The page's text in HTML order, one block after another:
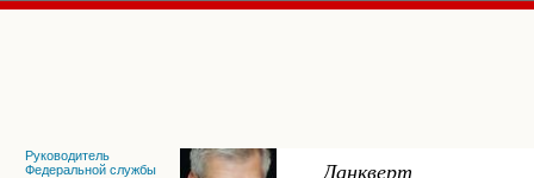
Руководитель
Федеральной службы
Данкверт